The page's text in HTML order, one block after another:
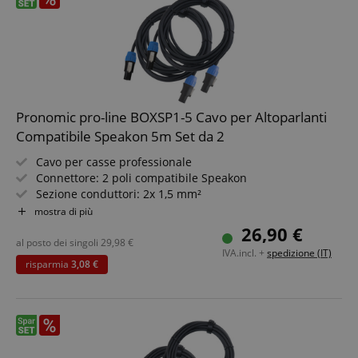
Pronomic pro-line BOXSP1-5 Cavo per Altoparlanti
Compatibile Speakon 5m Set da 2
Cavo per casse professionale
Connettore: 2 poli compatibile Speakon
Sezione conduttori: 2x 1,5 mm²
Lunghezza: 5 m
2 pezzi in set risparmio
mostra di più
26,90 €
IVA.incl. + spedizione (IT)
al posto dei singoli 29,98 €
risparmia 3,08 €
FPGSID
Fornitore /
Dominio
Scadenza
Fornitore
/
Scadenza
Google Privacy Policy